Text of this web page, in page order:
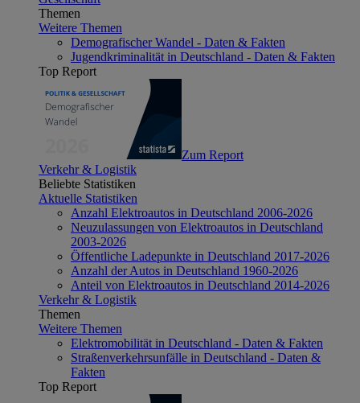
Themen
Weitere Themen
Demografischer Wandel - Daten & Fakten
Jugendkriminalität in Deutschland - Daten & Fakten
Top Report
Zum Report
Verkehr & Logistik
Beliebte Statistiken
Aktuelle Statistiken
Anzahl Elektroautos in Deutschland 2006-2026
Neuzulassungen von Elektroautos in Deutschland
2003-2026
Öffentliche Ladepunkte in Deutschland 2017-2026
Anzahl der Autos in Deutschland 1960-2026
Anteil von Elektroautos in Deutschland 2014-2026
Verkehr & Logistik
Themen
Weitere Themen
Elektromobilität in Deutschland - Daten & Fakten
Straßenverkehrsunfälle in Deutschland - Daten &
Fakten
Top Report